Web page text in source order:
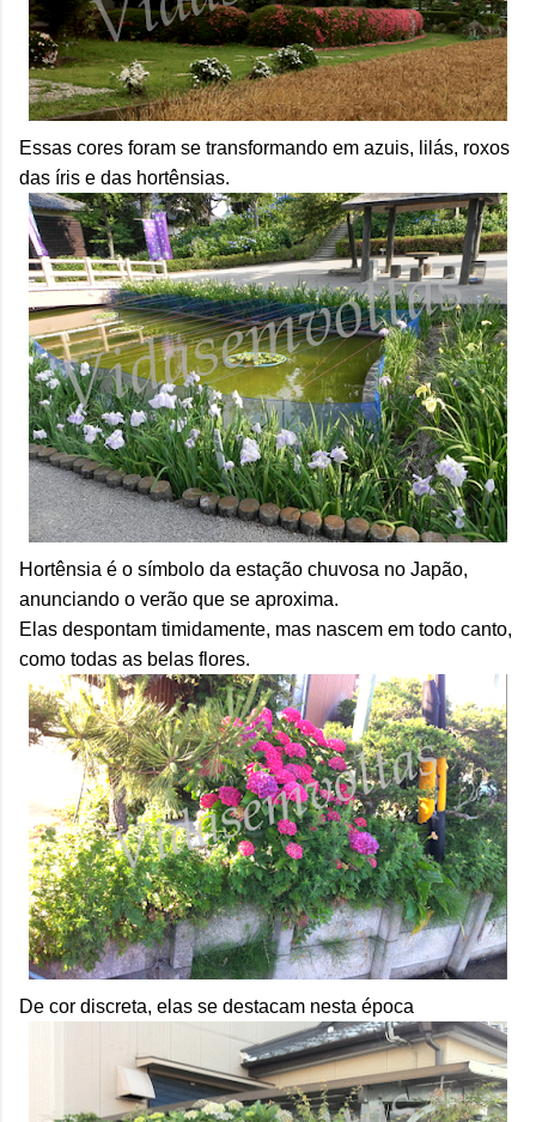
Essas cores foram se transformando em azuis, lilás, roxos
das íris e das hortênsias.
Hortênsia é o símbolo da estação chuvosa no Japão,
anunciando o verão que se aproxima.
Elas despontam timidamente, mas nascem em todo canto,
como todas as belas flores.
De cor discreta, elas se destacam nesta época